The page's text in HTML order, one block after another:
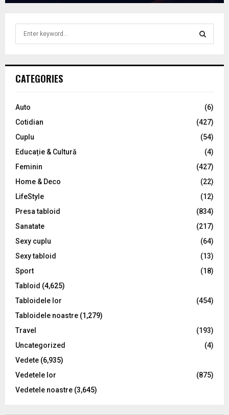
h
o
:
C
CATEGORIES
Auto
(6)
Cotidian
(427)
Cuplu
(54)
Educație & Cultură
(4)
Feminin
(427)
Home & Deco
(22)
LifeStyle
(12)
Presa tabloid
(834)
Sanatate
(217)
Sexy cuplu
(64)
Sexy tabloid
(13)
Sport
(18)
Tabloid (4,625)
Tabloidele lor
(454)
Tabloidele noastre (1,279)
Travel
(193)
Uncategorized
(4)
Vedete (6,935)
Vedetele lor
(875)
Vedetele noastre (3,645)